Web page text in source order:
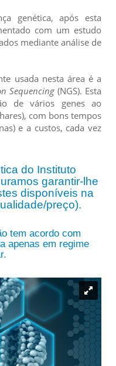
genética, após esta
com um estudo
mediante análise de
usada nesta área é a
Sequencing (NGS). Esta
de vários genes ao
com bons tempos
e a custos, cada vez
do Instituto
garantir-lhe
disponíveis na
preço).
tem acordo com
apenas em regime